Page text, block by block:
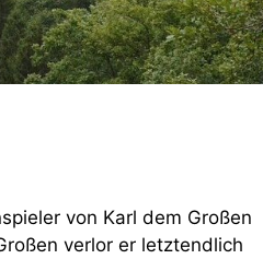
von Karl dem Großen
verlor er letztendlich